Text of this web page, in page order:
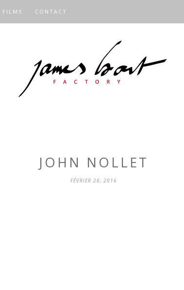
FILMS CONTACT
JOHN NOLLET
FÉVRIER 26, 2016